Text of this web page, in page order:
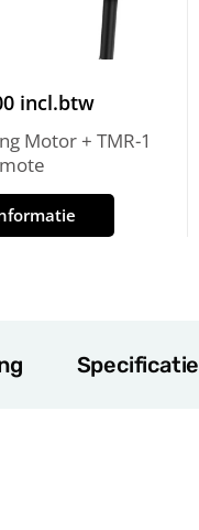
incl.btw
Motor + TMR-1
Specificatie